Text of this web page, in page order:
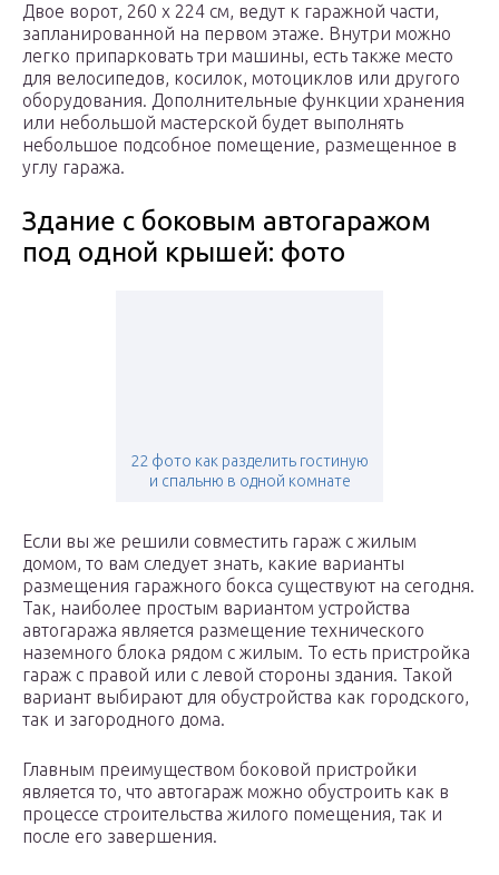
Двое ворот, 260 х 224 см, ведут к гаражной части,
запланированной на первом этаже. Внутри можно
легко припарковать три машины, есть также место
для велосипедов, косилок, мотоциклов или другого
оборудования. Дополнительные функции хранения
или небольшой мастерской будет выполнять
небольшое подсобное помещение, размещенное в
углу гаража.
Здание с боковым автогаражом
под одной крышей: фото
22 фото как разделить гостиную
и спальню в одной комнате
Если вы же решили совместить гараж с жилым
домом, то вам следует знать, какие варианты
размещения гаражного бокса существуют на сегодня.
Так, наиболее простым вариантом устройства
автогаража является размещение технического
наземного блока рядом с жилым. То есть пристройка
гараж с правой или с левой стороны здания. Такой
вариант выбирают для обустройства как городского,
так и загородного дома.
Главным преимуществом боковой пристройки
является то, что автогараж можно обустроить как в
процессе строительства жилого помещения, так и
после его завершения.